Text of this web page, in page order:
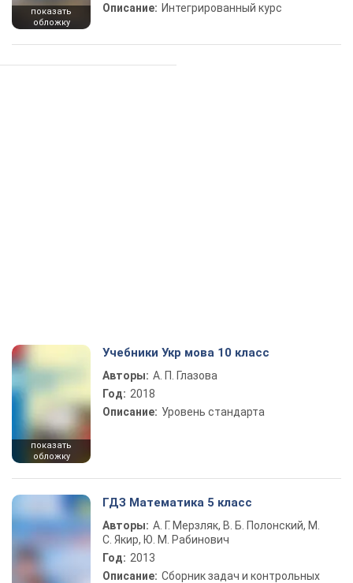
показать
обложку
Описание: Интегрированный курс
показать
обложку
Учебники Укр мова 10 класс
Авторы: А. П. Глазова
Год: 2018
Описание: Уровень стандарта
ГДЗ Математика 5 класс
Авторы: А. Г. Мерзляк, В. Б. Полонский, М.
С. Якир, Ю. М. Рабинович
Год: 2013
Описание: Сборник задач и контрольных